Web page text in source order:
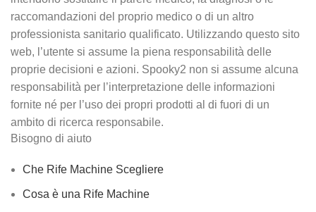
raccomandazioni del proprio medico o di un altro
professionista sanitario qualificato. Utilizzando questo sito
web, l’utente si assume la piena responsabilità delle
proprie decisioni e azioni. Spooky2 non si assume alcuna
responsabilità per l’interpretazione delle informazioni
fornite né per l’uso dei propri prodotti al di fuori di un
ambito di ricerca responsabile.
Bisogno di aiuto
Che Rife Machine Scegliere
Cosa è una Rife Machine